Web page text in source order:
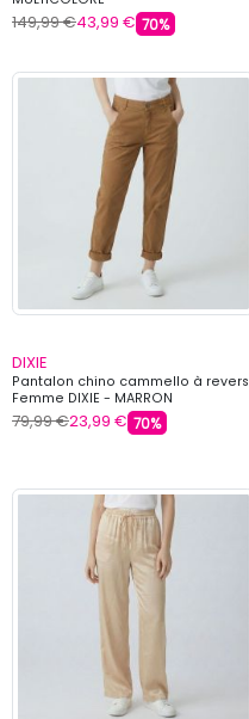
149,99 €43,99 € 70%
DIXIE
Pantalon chino cammello à revers
Femme DIXIE - MARRON
79,99 €23,99 € 70%